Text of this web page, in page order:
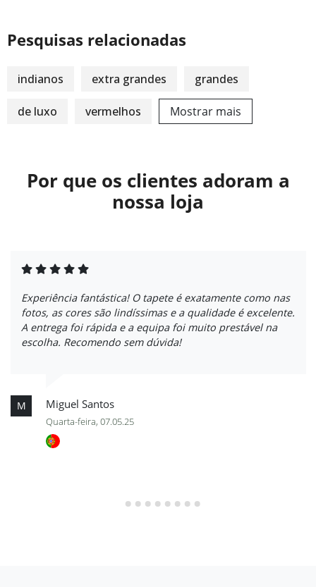
Pesquisas relacionadas
indianos extra grandes grandes
de luxo vermelhos Mostrar mais
Por que os clientes adoram a
nossa loja
Experiência fantástica! O tapete é exatamente como nas
fotos, as cores são lindíssimas e a qualidade é excelente.
A entrega foi rápida e a equipa foi muito prestável na
escolha. Recomendo sem dúvida!
M Miguel Santos
Quarta-feira, 07.05.25